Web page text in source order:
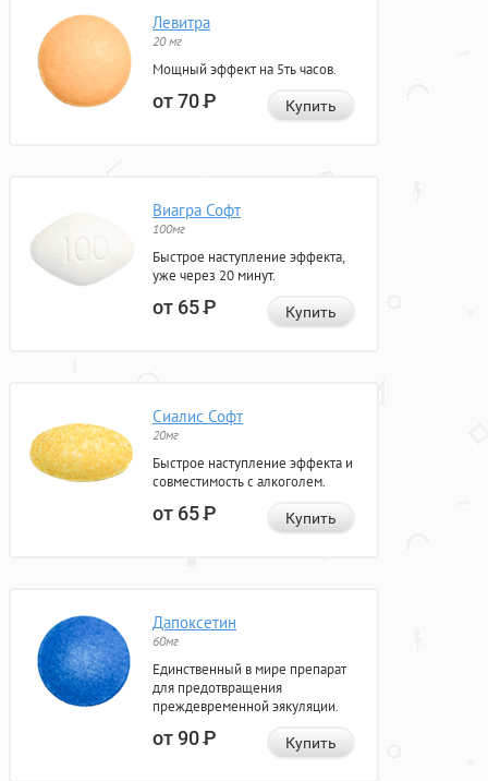
Левитра
20 мг
Мощный эффект на 5ть часов.
от 70Р Купить
Виагра Софт
100мг
Быстрое наступление эффекта,
уже через 20 минут.
от 65Р Купить
Сиалис Софт
20мг
Быстрое наступление эффекта и
совместимость с алкоголем.
от 65Р Купить
Дапоксетин
60мг
Единственный в мире препарат
для предотвращения
преждевременной эякуляции.
от 90Р Купить